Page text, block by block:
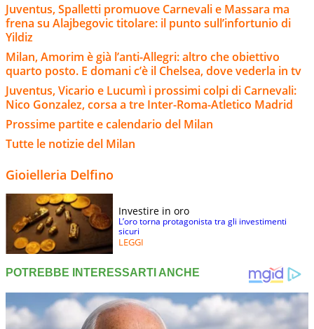
Juventus, Spalletti promuove Carnevali e Massara ma
frena su Alajbegovic titolare: il punto sull’infortunio di
Yildiz
Milan, Amorim è già l’anti-Allegri: altro che obiettivo
quarto posto. E domani c’è il Chelsea, dove vederla in tv
Juventus, Vicario e Lucumì i prossimi colpi di Carnevali:
Nico Gonzalez, corsa a tre Inter-Roma-Atletico Madrid
Prossime partite e calendario del Milan
Tutte le notizie del Milan
Gioielleria Delfino
Investire in oro
L’oro torna protagonista tra gli investimenti
sicuri
LEGGI